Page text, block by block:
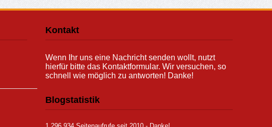
Kontakt
Wenn Ihr uns eine Nachricht senden wollt, nutzt
hierfür bitte das Kontaktformular. Wir versuchen, so
schnell wie möglich zu antworten! Danke!
Blogstatistik